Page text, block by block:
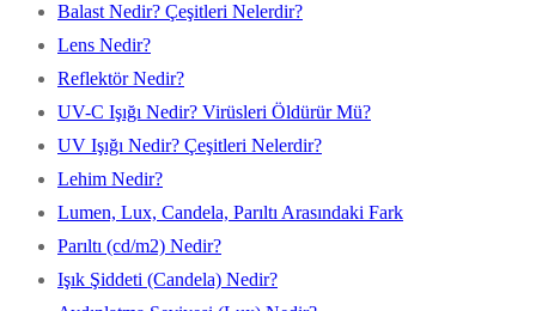
Balast Nedir? Çeşitleri Nelerdir?
Lens Nedir?
Reflektör Nedir?
UV-C Işığı Nedir? Virüsleri Öldürür Mü?
UV Işığı Nedir? Çeşitleri Nelerdir?
Lehim Nedir?
Lumen, Lux, Candela, Parıltı Arasındaki Fark
Parıltı (cd/m2) Nedir?
Işık Şiddeti (Candela) Nedir?